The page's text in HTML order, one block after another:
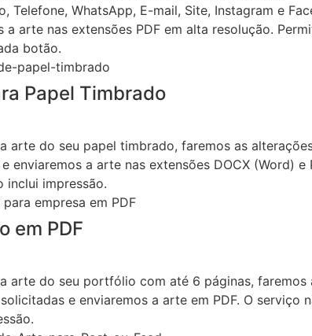
Telefone, WhatsApp, E-mail, Site, Instagram e
a arte nas extensões PDF em alta resolução.
botão.
Papel Timbrado
arte do seu papel timbrado, faremos as
enviaremos a arte nas extensões DOCX (Word) e
inclui impressão.
em PDF
arte do seu portfólio com até 6 páginas, faremos
e enviaremos a arte em PDF. O serviço